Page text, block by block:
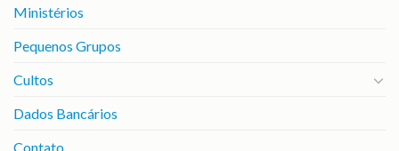
Ministérios
Pequenos Grupos
Cultos
Dados Bancários
Contato